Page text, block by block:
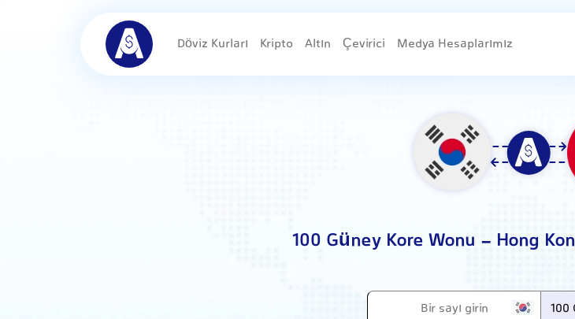
Döviz Kurları Kripto Altın Çevirici Medya Hesaplarımız
100 Güney Kore Wonu - Hong